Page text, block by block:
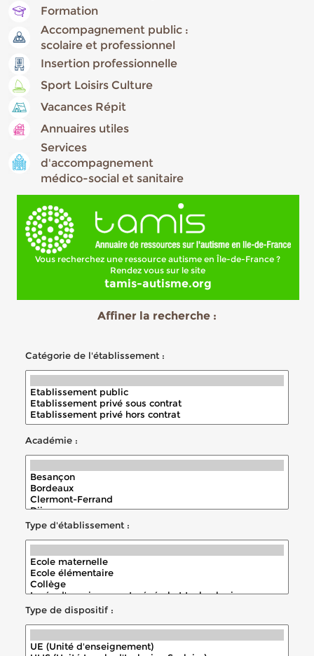
Formation
Accompagnement public :
scolaire et professionnel
Insertion professionnelle
Sport Loisirs Culture
Vacances Répit
Annuaires utiles
Services
d'accompagnement
médico-social et sanitaire
Vous recherchez une ressource autisme en Île-de-France ?
Rendez vous sur le site
tamis-autisme.org
Affiner la recherche :
Catégorie de l'établissement :
Académie :
Type d'établissement :
Type de dispositif :